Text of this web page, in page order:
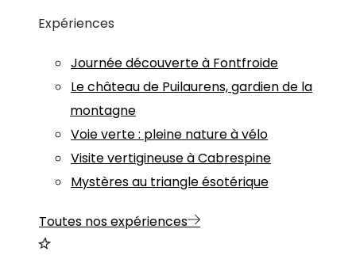
Expériences
Journée découverte à Fontfroide
Le château de Puilaurens, gardien de la
montagne
Voie verte : pleine nature à vélo
Visite vertigineuse à Cabrespine
Mystères au triangle ésotérique
Toutes nos expériences